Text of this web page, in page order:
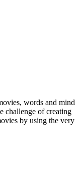
words and mind
challenge of creating
by using the very